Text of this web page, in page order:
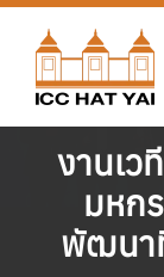
Skip to main
งานเว
มหก
พัฒนา